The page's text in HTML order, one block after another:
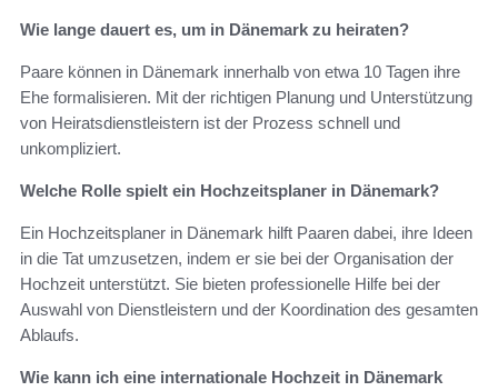
Wie lange dauert es, um in Dänemark zu heiraten?
Paare können in Dänemark innerhalb von etwa 10 Tagen ihre
Ehe formalisieren. Mit der richtigen Planung und Unterstützung
von Heiratsdienstleistern ist der Prozess schnell und
unkompliziert.
Welche Rolle spielt ein Hochzeitsplaner in Dänemark?
Ein Hochzeitsplaner in Dänemark hilft Paaren dabei, ihre Ideen
in die Tat umzusetzen, indem er sie bei der Organisation der
Hochzeit unterstützt. Sie bieten professionelle Hilfe bei der
Auswahl von Dienstleistern und der Koordination des gesamten
Ablaufs.
Wie kann ich eine internationale Hochzeit in Dänemark